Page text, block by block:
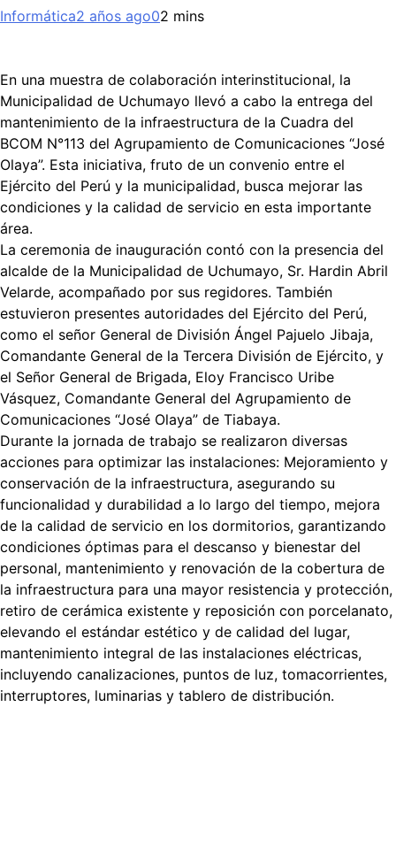
Informática2 años ago02 mins
En una muestra de colaboración interinstitucional, la
Municipalidad de Uchumayo llevó a cabo la entrega del
mantenimiento de la infraestructura de la Cuadra del
BCOM N°113 del Agrupamiento de Comunicaciones “José
Olaya”. Esta iniciativa, fruto de un convenio entre el
Ejército del Perú y la municipalidad, busca mejorar las
condiciones y la calidad de servicio en esta importante
área.
La ceremonia de inauguración contó con la presencia del
alcalde de la Municipalidad de Uchumayo, Sr. Hardin Abril
Velarde, acompañado por sus regidores. También
estuvieron presentes autoridades del Ejército del Perú,
como el señor General de División Ángel Pajuelo Jibaja,
Comandante General de la Tercera División de Ejército, y
el Señor General de Brigada, Eloy Francisco Uribe
Vásquez, Comandante General del Agrupamiento de
Comunicaciones “José Olaya” de Tiabaya.
Durante la jornada de trabajo se realizaron diversas
acciones para optimizar las instalaciones: Mejoramiento y
conservación de la infraestructura, asegurando su
funcionalidad y durabilidad a lo largo del tiempo, mejora
de la calidad de servicio en los dormitorios, garantizando
condiciones óptimas para el descanso y bienestar del
personal, mantenimiento y renovación de la cobertura de
la infraestructura para una mayor resistencia y protección,
retiro de cerámica existente y reposición con porcelanato,
elevando el estándar estético y de calidad del lugar,
mantenimiento integral de las instalaciones eléctricas,
incluyendo canalizaciones, puntos de luz, tomacorrientes,
interruptores, luminarias y tablero de distribución.